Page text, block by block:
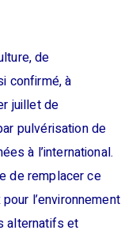
de
confirmé, à
juillet de
pulvérisation de
à l’international.
de remplacer ce
l’environnement
alternatifs et